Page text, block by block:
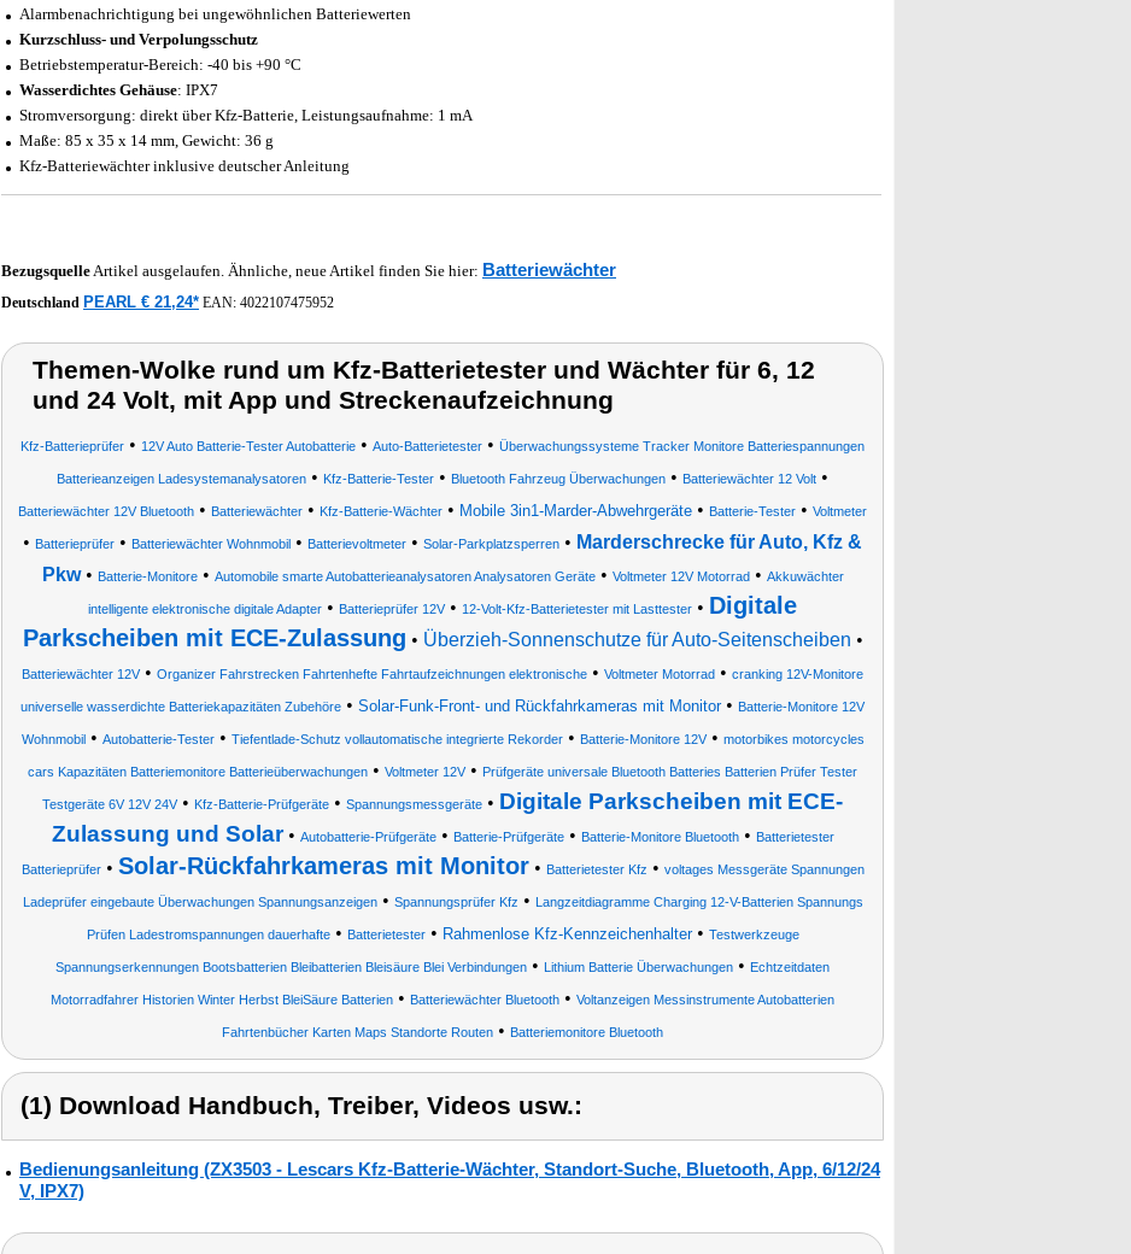
Alarmbenachrichtigung bei ungewöhnlichen Batteriewerten
Kurzschluss- und Verpolungsschutz
Betriebstemperatur-Bereich: -40 bis +90 °C
Wasserdichtes Gehäuse: IPX7
Stromversorgung: direkt über Kfz-Batterie, Leistungsaufnahme: 1 mA
Maße: 85 x 35 x 14 mm, Gewicht: 36 g
Kfz-Batteriewächter inklusive deutscher Anleitung
BezugsquelleArtikel ausgelaufen. Ähnliche, neue Artikel finden Sie hier: Batteriewächter
Deutschland PEARL € 21,24* EAN: 4022107475952
Themen-Wolke rund um Kfz-Batterietester und Wächter für 6, 12
und 24 Volt, mit App und Streckenaufzeichnung
Kfz-Batterieprüfer • 12V Auto Batterie-Tester Autobatterie • Auto-Batterietester • Überwachungssysteme Tracker Monitore Batteriespannungen
Batterieanzeigen Ladesystemanalysatoren • Kfz-Batterie-Tester • Bluetooth Fahrzeug Überwachungen • Batteriewächter 12 Volt •
Batteriewächter 12V Bluetooth • Batteriewächter • Kfz-Batterie-Wächter • Mobile 3in1-Marder-Abwehrgeräte • Batterie-Tester • Voltmeter
• Batterieprüfer • Batteriewächter Wohnmobil • Batterievoltmeter • Solar-Parkplatzsperren • Marderschrecke für Auto, Kfz &
Pkw• Batterie-Monitore• Automobile smarte Autobatterieanalysatoren Analysatoren Geräte• Voltmeter 12V Motorrad• Akkuwächter
intelligente elektronische digitale Adapter • Batterieprüfer 12V• 12-Volt-Kfz-Batterietester mit Lasttester • Digitale
Parkscheiben mit ECE-Zulassung • Überzieh-Sonnenschutze für Auto-Seitenscheiben •
Batteriewächter 12V• Organizer Fahrstrecken Fahrtenhefte Fahrtaufzeichnungen elektronische • Voltmeter Motorrad • cranking 12V-Monitore
universelle wasserdichte Batteriekapazitäten Zubehöre • Solar-Funk-Front- und Rückfahrkameras mit Monitor• Batterie-Monitore 12V
Wohnmobil• Autobatterie-Tester• Tiefentlade-Schutz vollautomatische integrierte Rekorder• Batterie-Monitore 12V• motorbikes motorcycles
cars Kapazitäten Batteriemonitore Batterieüberwachungen • Voltmeter 12V• Prüfgeräte universale Bluetooth Batteries Batterien Prüfer Tester
Testgeräte 6V 12V 24V• Kfz-Batterie-Prüfgeräte • Spannungsmessgeräte • Digitale Parkscheiben mit ECE-
Zulassung und Solar• Autobatterie-Prüfgeräte• Batterie-Prüfgeräte• Batterie-Monitore Bluetooth• Batterietester
Batterieprüfer• Solar-Rückfahrkameras mit Monitor• Batterietester Kfz • voltages Messgeräte Spannungen
Ladeprüfer eingebaute Überwachungen Spannungsanzeigen• Spannungsprüfer Kfz • Langzeitdiagramme Charging 12-V-Batterien Spannungs
Prüfen Ladestromspannungen dauerhafte• Batterietester• Rahmenlose Kfz-Kennzeichenhalter• Testwerkzeuge
Spannungserkennungen Bootsbatterien Bleibatterien Bleisäure Blei Verbindungen • Lithium Batterie Überwachungen • Echtzeitdaten
Motorradfahrer Historien Winter Herbst BleiSäure Batterien • Batteriewächter Bluetooth • Voltanzeigen Messinstrumente Autobatterien
Fahrtenbücher Karten Maps Standorte Routen • Batteriemonitore Bluetooth
(1) Download Handbuch, Treiber, Videos usw.:
Bedienungsanleitung (ZX3503 - Lescars Kfz-Batterie-Wächter, Standort-Suche, Bluetooth, App, 6/12/24
V, IPX7)